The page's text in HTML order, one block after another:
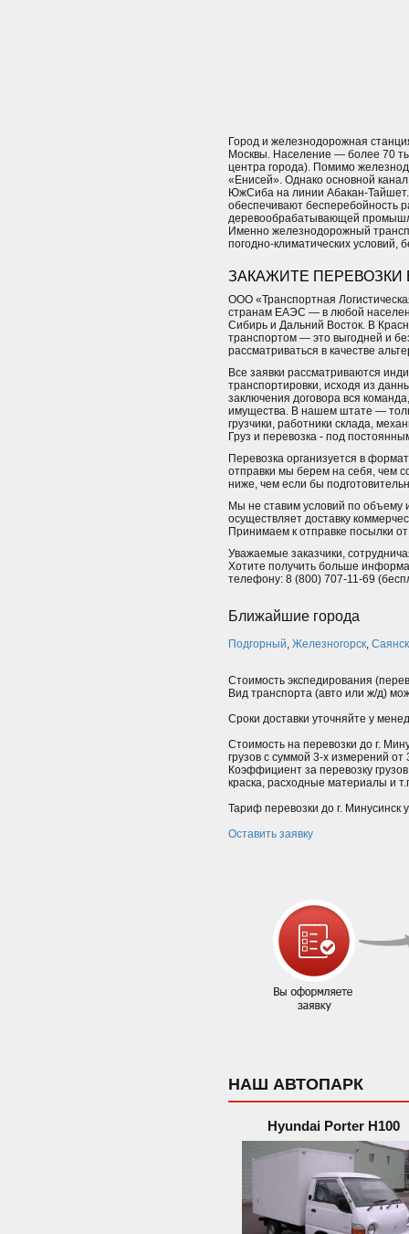
Город и железнодорожная
Москвы. Население — более 70
центра города). Помимо
«Енисей». Однако основной
ЮжСиба на линии Абакан-
обеспечивают бесперебойность
деревообрабатывающей
Именно железнодорожный
погодно-климатических условий,
ЗАКАЖИТЕ
ООО «Транспортная
странам ЕАЭС — в любой
Сибирь и Дальний Восток. В
транспортом — это выгодней и
рассматриваться в качестве
Все заявки рассматриваются
транспортировки, исходя из
заключения договора вся
имущества. В нашем штате —
грузчики, работники склада,
Груз и перевозка - под
Перевозка организуется в
отправки мы берем на себя, чем
ниже, чем если бы
Мы не ставим условий по объему
осуществляет доставку
Принимаем к отправке посылки
Уважаемые заказчики,
Хотите получить больше
телефону: 8 (800) 707-11-69
Ближайшие города
Подгорный, Железногорск,
Стоимость экспедирования
Вид транспорта (авто или ж/д)
Сроки доставки уточняйте у
Стоимость на перевозки до г.
грузов с суммой 3-х измерений
Коэффициент за перевозку
краска, расходные материалы и
Тариф перевозки до г. Минусинск
Оставить заявку
НАШ АВТОПАРК
Hyundai Porter H100